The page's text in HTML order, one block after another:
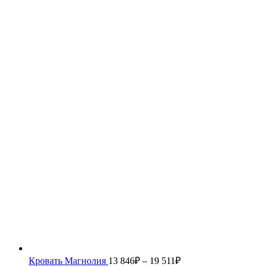
Кровать Магнолия 13 846₽ – 19 511₽